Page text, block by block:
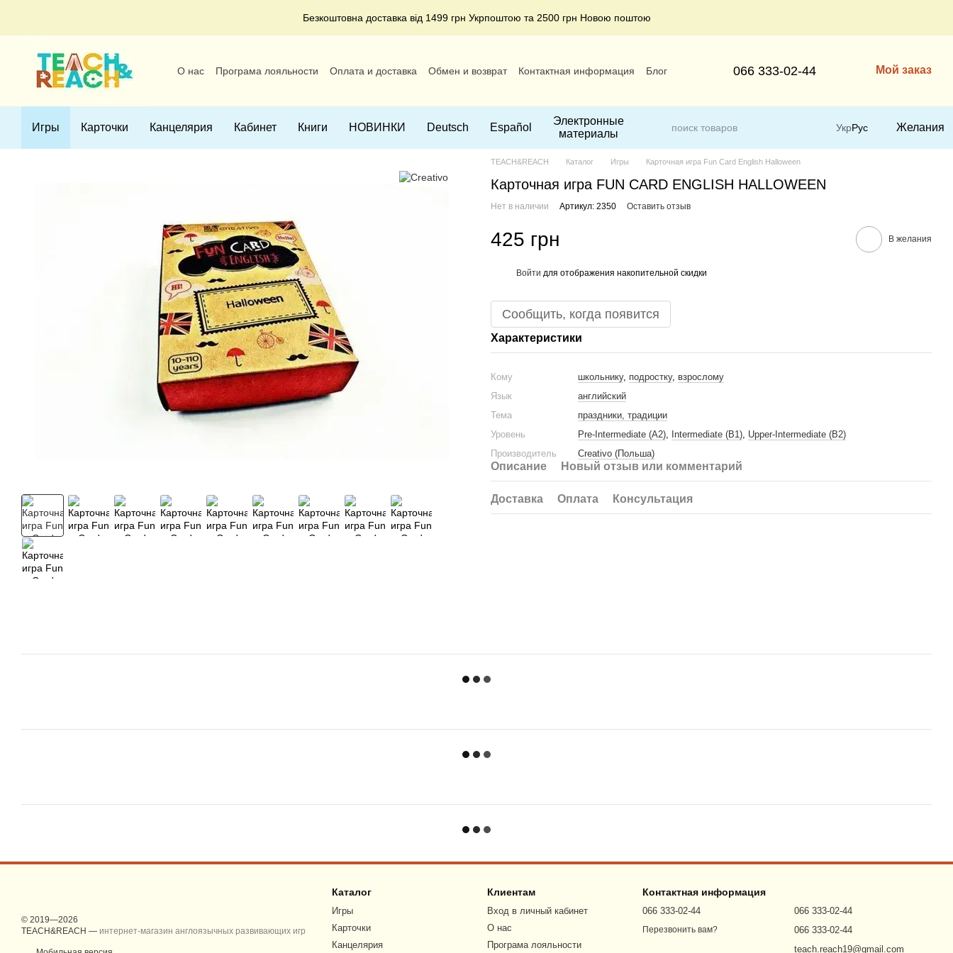
Безкоштовна доставка від 1499 грн Укрпоштою та 2500 грн Новою поштою
О нас Програма лояльности Оплата и доставка Обмен и возврат Контактная информация
Блог
066 333-02-44 Мой заказ
Игры Карточки Канцелярия Кабинет Книги НОВИНКИ Deutsch Español
Электронные
материалы
УкрРус Желания
TEACH&REACH Каталог Игры Карточная игра Fun Card English Halloween
Карточная игра FUN CARD ENGLISH HALLOWEEN
Нет в наличии Артикул: 2350 Оставить отзыв
425 грн В желания
Войти для отображения накопительной скидки
Сообщить, когда появится
Характеристики
Кому школьнику, подростку, взрослому
Язык
английский
Тема
праздники, традиции
Уровень
Pre-Intermediate (A2), Intermediate (B1), Upper-Intermediate (B2)
Производитель
Creativo (Польша)
Описание Новый отзыв или комментарий
Доставка Оплата Консультация
© 2019—2026
TEACH&REACH — интернет-магазин англоязычных развивающих игр
Каталог
Игры
Карточки
Канцелярия
Клиентам
Вход в личный кабинет
О нас
Програма лояльности
Контактная информация
066 333-02-44
Перезвонить вам?
066 333-02-44
066 333-02-44
teach.reach19@gmail.com